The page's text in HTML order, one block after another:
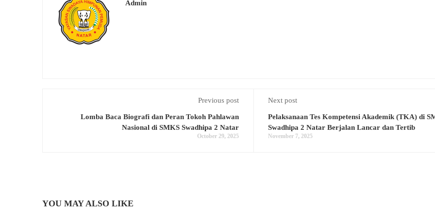
Admin
Previous post
Lomba Baca Biografi dan Peran Tokoh Pahlawan
Nasional di SMKS Swadhipa 2 Natar
October 29, 2025
Next post
Pelaksanaan Tes Kompetensi Akademik (TKA) di
Swadhipa 2 Natar Berjalan Lancar dan Tertib
November 7, 2025
YOU MAY ALSO LIKE